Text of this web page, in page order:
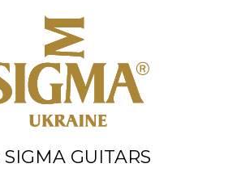
GUITARS